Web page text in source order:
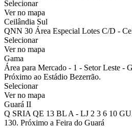
Selecionar
Ver no mapa
Ceilândia Sul
QNN 30 Área Especial Lotes C/D -
Selecionar
Ver no mapa
Gama
Área para Mercado - 1 - Setor Leste -
Próximo ao Estádio Bezerrão.
Selecionar
Ver no mapa
Guará II
Q SRIA QE 13 BL A - LJ 2 3 6 10
130. Próximo a Feira do Guará